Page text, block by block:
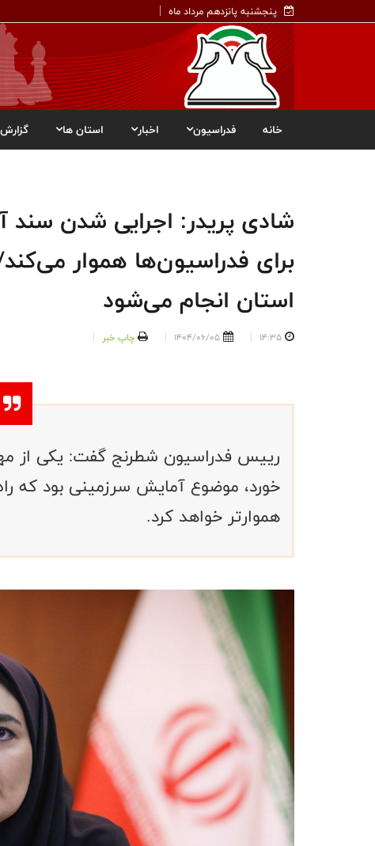
پنجشنبه پانزدهم مرداد ماه
خانه فدراسیون اخبار استان ها
شادی پریدر: اجرایی شدن سند
استان انجام می‌شود
14:35
1404/06/05 چاپ خبر
رییس فدراسیون شطرنج گفت: یکی از
خورد،‌ موضوع آمایش سرزمینی بود که
هموارتر خواهد کرد.